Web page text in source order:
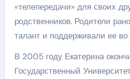
«телепередачи» для своих
родственников. Родители
талант и поддерживали ее во
В 2005 году Екатерина
Государственный